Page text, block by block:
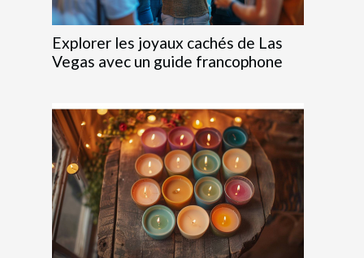
Explorer les joyaux cachés de Las
Vegas avec un guide francophone